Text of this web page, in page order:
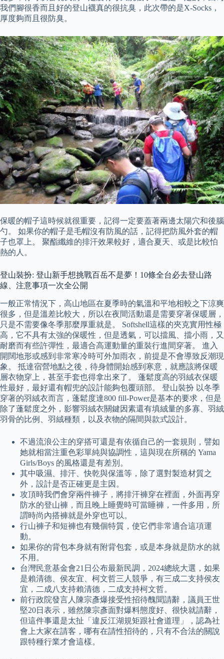
我們腳很香而且好的登山襪真的很抗臭，此次帶的是X-Socks，
厚度夠而且很防臭。
保暖的帽子這時候就很重要，記得一定要蓋著兩邊太陽穴和後腦
勺。 如果你的帽子是毛帽沒有防風的話，記得把防風外套的帽
子也罩上。 聚酯纖維的排汗效果較好，適合夏天、或是比較怕
熱的人。
登山裝扮: 登山新手想挑戰百岳不是夢！10條全台必去登山路
線、注意事項一次全公開
一般正常情況下，高山地區在夏季時的氣溫和平地相較之下涼爽
很多，但是溫差比較大，所以在夜間活動還是需要穿著保暖層，
只是不需要像冬季那麼厚重就是。 Softshell這樣的夾克實用性極
高，它不具有太強的保暖性，但是透氣，可以擋風、擋小雨，又
耐磨而有些許彈性，最適合高運動量的重裝行進間穿著。 進入
開闊地形或感到非常寒冷時可外加雨衣，前提是不會導致反潮現
象。 抵達宿營地點之後，待身體開始感到寒意，就應該將保暖
層衣物穿上，甚至手套也得拿出來了。 蓬鬆度高的羽絨衣保暖
性最好，最好還有帽兜的設計能夠包覆頭部。 登山裝扮 以冬季
穿著的羽絨衣而言，蓬鬆度達800 fill-Power是基本的要求，但是
除了蓬鬆度之外，影響羽絨衣關鍵因素還有填絨量的多寡、羽絨
羽骨的比例、羽絨種類，以及衣物的隔間與款式設計。
不過流浪公主的穿搭可還是有依循自己的一套規則，譬如
她就相當注重色彩單純與協調性，這與現在所稱的 Yama
Girls/Boys 的風格還是有差別。
其中吸濕、排汗、快乾與保溫等，除了選對製造材質之
外，設計是否正確更是主因。
攻頂時我們會穿兩件褲子，將排汗褲穿在裡面，外面再穿
防水的登山褲，而且晚上睡覺時可當睡褲，一件多用，所
謂時尚內搭褲就是外穿也可以。
行山褲子和短褲也有幾個特質，使它們非常適合這項運
動。
如果你的背包本身就有附背包套，或是本身就是防水的就
不用。
台灣民意基金會21日公布最新民調，2024總統大選，如果
是賴清德、侯友宜、柯文哲三人競爭，有三成二支持侯友
宜，二成八支持賴清德，二成支持柯文哲。
前行政院發言人陳宗彥爆接受性招待醜聞請辭，議員王世
堅20日表示，雖然陳宗彥面對爆料態度好、很快就請辭，
但這件事還是太扯「違反江湖規矩跟社會道理」，認為社
會上大家在請客，哪有在請性招待的，只有不合法的關說
跟特種行業才會這樣。